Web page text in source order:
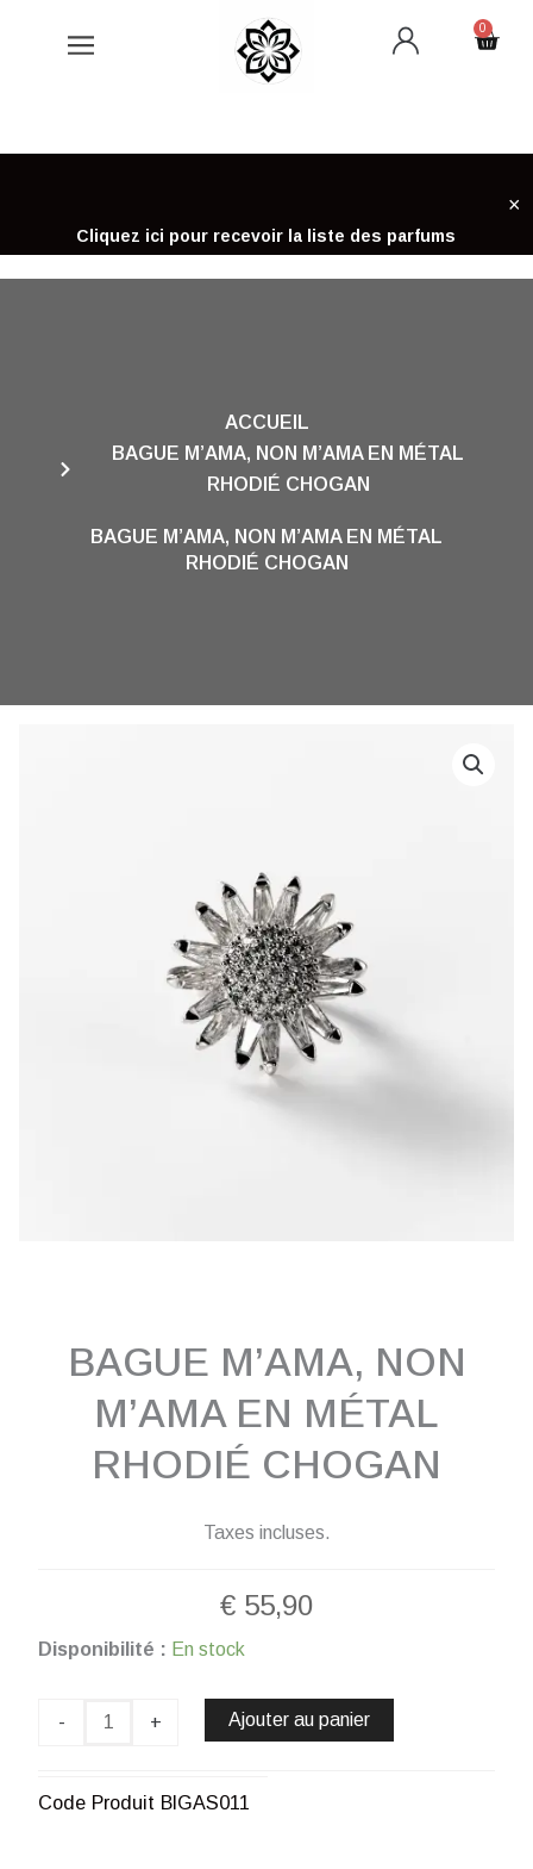
0
Cart
Cliquez ici pour recevoir la liste des parfums
×
ACCUEIL
BAGUE M’AMA, NON M’AMA EN MÉTAL
RHODIÉ CHOGAN
BAGUE M’AMA, NON M’AMA EN MÉTAL
RHODIÉ CHOGAN
BAGUE M’AMA, NON
M’AMA EN MÉTAL
RHODIÉ CHOGAN
Taxes incluses.
€ 55,90
Disponibilité : En stock
-
quantité
Métal
+ Ajouter au panier
Code Produit BIGAS011